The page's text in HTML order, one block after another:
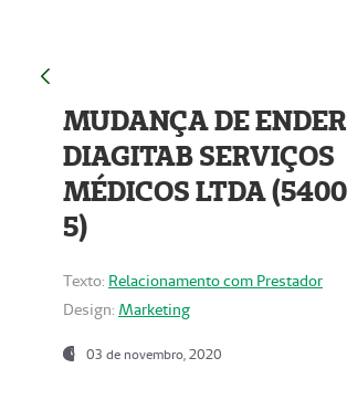
MUDANÇA DE
DIAGITAB SERVIÇOS
MÉDICOS LTDA
5)
Texto: Relacionamento com Prestador
Design: Marketing
03 de novembro, 2020